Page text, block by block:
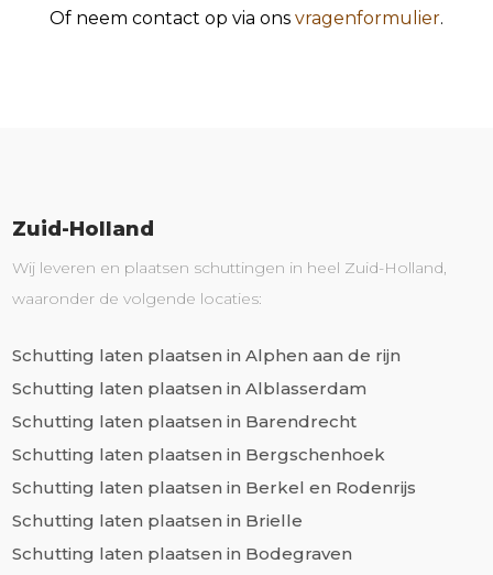
Of neem contact op via ons vragenformulier.
Zuid-Holland
Wij leveren en plaatsen schuttingen in heel Zuid-Holland,
waaronder de volgende locaties:
Schutting laten plaatsen in Alphen aan de rijn
Schutting laten plaatsen in Alblasserdam
Schutting laten plaatsen in Barendrecht
Schutting laten plaatsen in Bergschenhoek
Schutting laten plaatsen in Berkel en Rodenrijs
Schutting laten plaatsen in Brielle
Schutting laten plaatsen in Bodegraven